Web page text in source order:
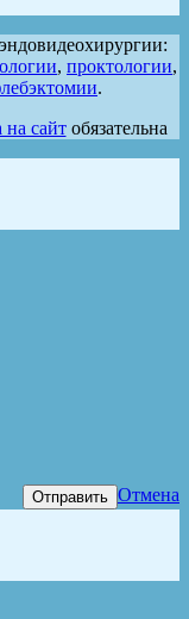
, проктологии,
.
на сайтобязательна
Отправить Отмена